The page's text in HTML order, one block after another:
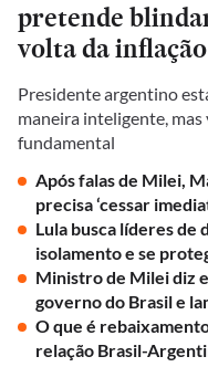
pretende
volta da inflação
Presidente argentino
maneira inteligente,
fundamental
Após falas de Milei,
precisa ‘cessar
Lula busca líderes de
isolamento e se
Ministro de Milei diz
governo do Brasil e
O que é
relação Brasil-